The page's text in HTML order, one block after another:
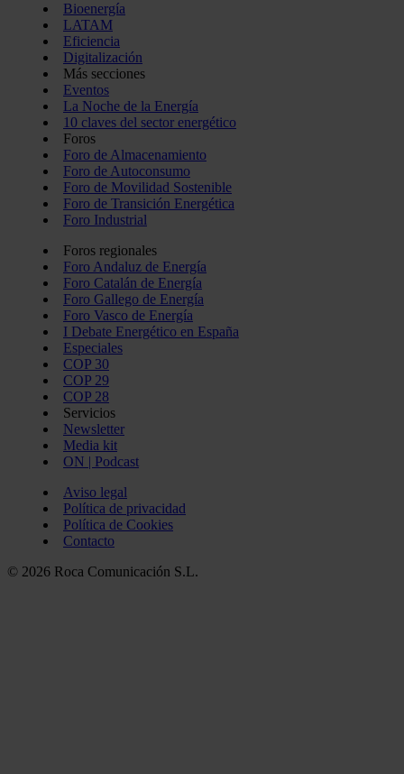
Bioenergía
LATAM
Eficiencia
Digitalización
Más secciones
Eventos
La Noche de la Energía
10 claves del sector energético
Foros
Foro de Almacenamiento
Foro de Autoconsumo
Foro de Movilidad Sostenible
Foro de Transición Energética
Foro Industrial
Foros regionales
Foro Andaluz de Energía
Foro Catalán de Energía
Foro Gallego de Energía
Foro Vasco de Energía
I Debate Energético en España
Especiales
COP 30
COP 29
COP 28
Servicios
Newsletter
Media kit
ON | Podcast
Aviso legal
Política de privacidad
Política de Cookies
Contacto
© 2026 Roca Comunicación S.L.